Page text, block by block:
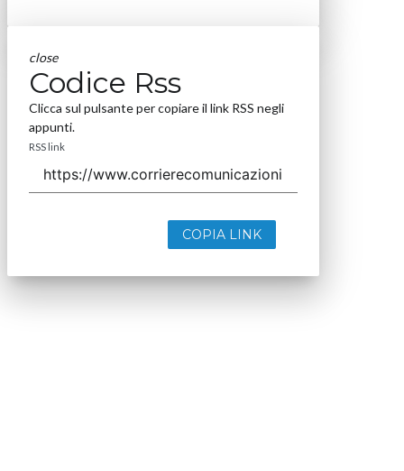
close
Codice Rss
Clicca sul pulsante per copiare il link RSS negli
appunti.
RSS link
COPIA LINK